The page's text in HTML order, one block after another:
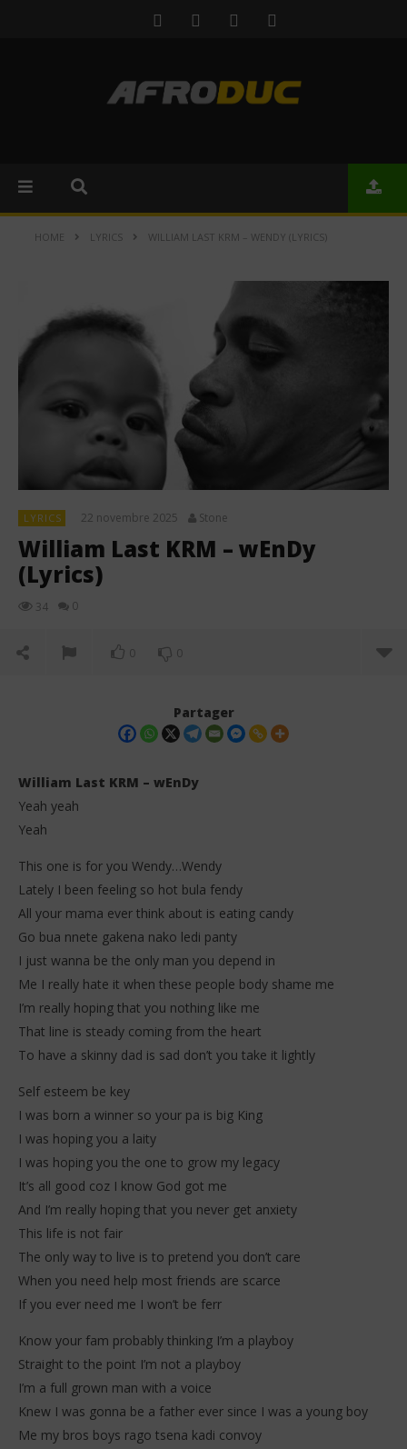
HOME LYRICS WILLIAM LAST KRM – WENDY (LYRICS)
LYRICS 22 novembre 2025 Stone
William Last KRM – wEnDy
(Lyrics)
34 0
0 0
NOW VIEWING
William Last KRM – wEnDy (Lyrics)
22
novembre
2025
Stone
Partager
William Last KRM – wEnDy
Yeah yeah
Yeah
This one is for you Wendy…Wendy
Lately I been feeling so hot bula fendy
All your mama ever think about is eating candy
Go bua nnete gakena nako ledi panty
I just wanna be the only man you depend in
Me I really hate it when these people body shame me
I’m really hoping that you nothing like me
That line is steady coming from the heart
To have a skinny dad is sad don’t you take it lightly
Self esteem be key
I was born a winner so your pa is big King
I was hoping you a laity
I was hoping you the one to grow my legacy
It’s all good coz I know God got me
And I’m really hoping that you never get anxiety
This life is not fair
The only way to live is to pretend you don’t care
When you need help most friends are scarce
If you ever need me I won’t be ferr
Know your fam probably thinking I’m a playboy
Straight to the point I’m not a playboy
I’m a full grown man with a voice
Knew I was gonna be a father ever since I was a young boy
Me my bros boys rago tsena kadi convoy